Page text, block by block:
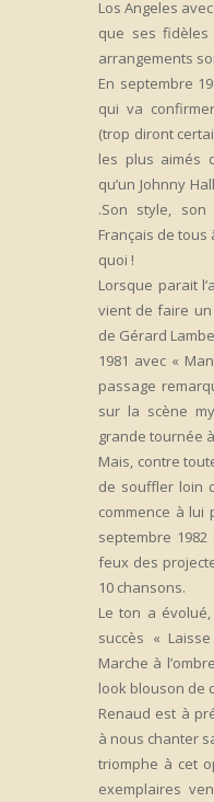
Los Angeles
que ses fidèles
arrangements
En septembre
qui va
(trop diront
les plus aimés
qu’un Johnny
.Son style,
Français de
quoi !
Lorsque parait
vient de faire
de Gérard
1981 avec «
passage
sur la scène
grande tournée
Mais, contre
de souffler loin
commence à lui
septembre
feux des
10 chansons.
Le ton a
succès «
Marche à
look blouson de
Renaud est à
à nous chanter
triomphe à cet
exemplaires